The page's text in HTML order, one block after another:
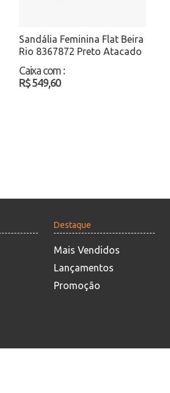
Sandália Feminina Flat Beira
Rio 8367872 Preto Atacado
Caixa com :
R$ 549,60
Destaque
Mais Vendidos
Lançamentos
Promoção